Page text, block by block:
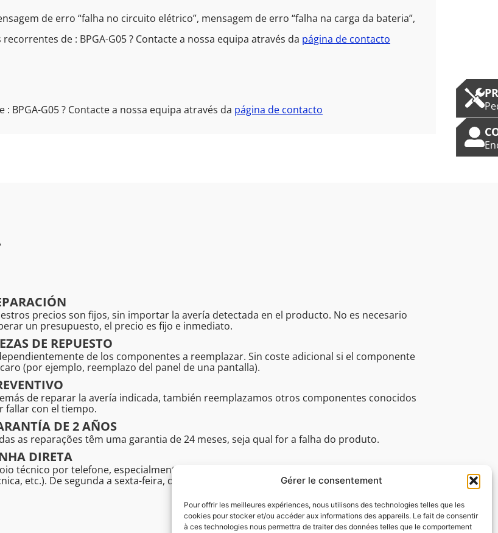
Gérer le consentement
Pour offrir les meilleures expériences, nous utilisons des technologies telles que les
cookies pour stocker et/ou accéder aux informations des appareils. Le fait de consentir
à ces technologies nous permettra de traiter des données telles que le comportement
de erro “falha no circuito elétrico”, mensagem de erro “falha na carga da bateria”,
de : BPGA-G05 ? Contacte a nossa equipa através da página de contacto
G05 ? Contacte a nossa equipa através da página de contacto
precios son fijos, sin importar la avería detectada en el producto. No es necesario
un presupuesto, el precio es fijo e inmediato.
DE REPUESTO
de los componentes a reemplazar. Sin coste adicional si el componente
(por ejemplo, reemplazo del panel de una pantalla).
de reparar la avería indicada, también reemplazamos otros componentes conocidos
fallar con el tiempo.
DE 2 AÑOS
as reparações têm uma garantia de 24 meses, seja qual for a falha do produto.
DIRETA
técnico por telefone, especialmente para profissionais (tempo de resposta, assistência
etc.). De segunda a sexta-feira, das 08:30 às 16:45.